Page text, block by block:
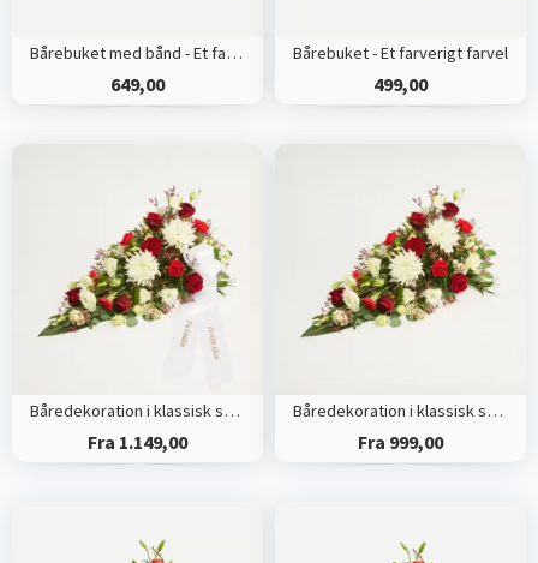
Bårebuket med bånd - Et farverigt farvel
649,00
Bårebuket - Et farverigt farvel
499,00
Båredekoration i klassisk stil - rød og hvid - med bånd
Fra 1.149,00
Båredekoration i klassisk stil - rød og hvid
Fra 999,00